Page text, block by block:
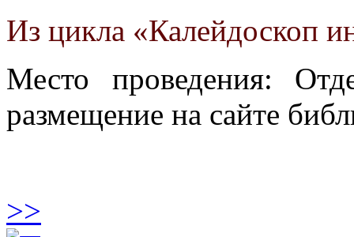
Из цикла «Калейдоскоп
Место проведения:
размещение на сайте
>>